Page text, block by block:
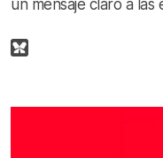
un mensaje claro a las